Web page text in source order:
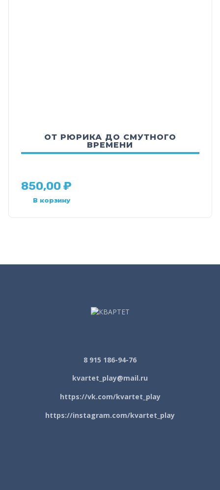
ОТ РЮРИКА ДО СМУТНОГО
ВРЕМЕНИ
850,00 ₽
В корзину
8 915 186-94-76
kvartet_play@mail.ru
https://vk.com/kvartet_play
https://instagram.com/kvartet_play